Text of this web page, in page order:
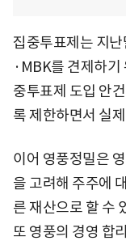
집중투표제는 지
·MBK를 견제하기
중투표제 도입 안
록 제한하면서 실
이어 영풍정밀은
을 고려해 주주에
른 재산으로 할 수
또 영풍의 경영 합